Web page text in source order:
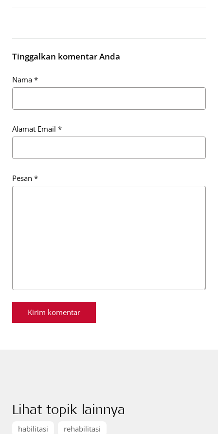
Tinggalkan komentar Anda
Nama *
Alamat Email *
Pesan *
Lihat topik lainnya
habilitasi
rehabilitasi